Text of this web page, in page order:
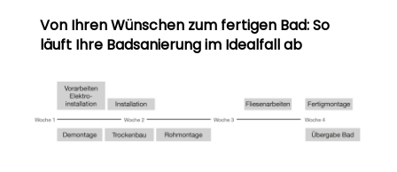
Von Ihren Wünschen zum fertigen Bad: So
läuft Ihre Badsanierung im Idealfall ab